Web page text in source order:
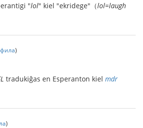
"lol" kiel "ekridege"（lol=laugh
)
tradukiĝas en Esperanton kiel mdr
)